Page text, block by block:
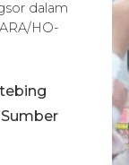
dalam
HO-